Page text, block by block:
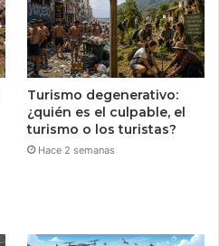
Turismo degenerativo:
¿quién es el culpable, el
turismo o los turistas?
Hace 2 semanas